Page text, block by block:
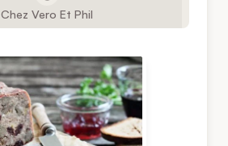
Chez Vero Et Phil